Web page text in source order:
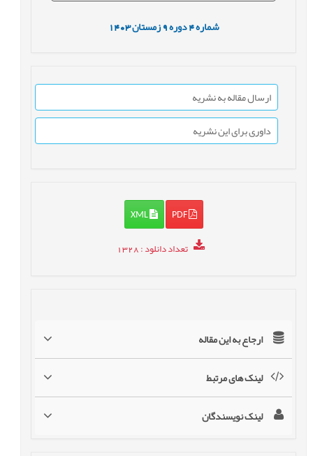
شماره4 دوره9 زمستان1403
ارسال مقاله به نشریه
داوری برای این نشریه
PDF
XML
تعداد دانلود: 1328
ارجاع به این مقاله
لینک های مرتبط
لینک نویسندگان